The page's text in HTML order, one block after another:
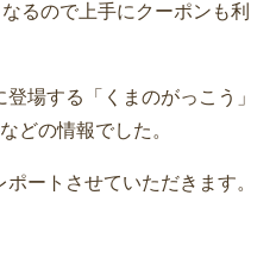
るので上手にクーポンも利
場する「くまのがっこう」
どの情報でした。
ートさせていただきます。